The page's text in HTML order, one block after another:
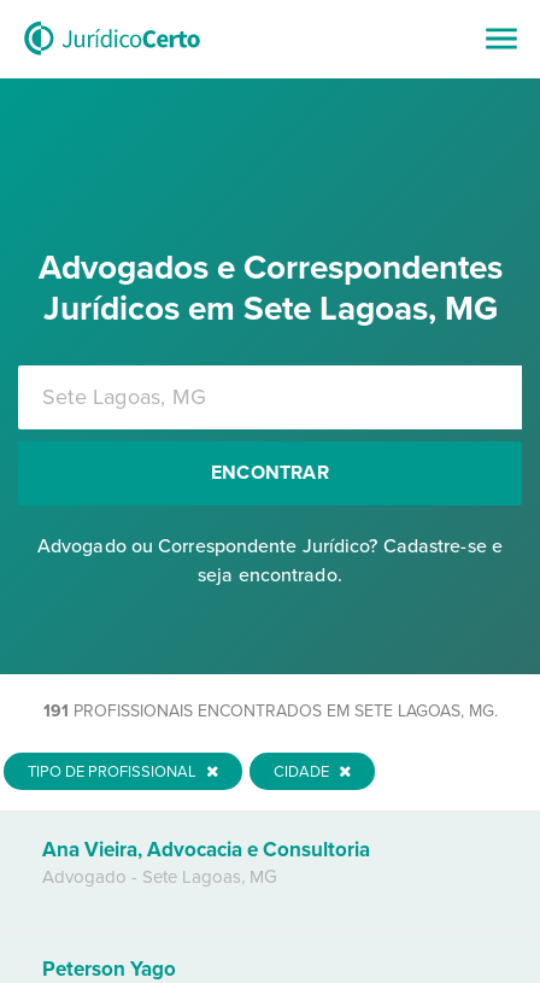
Advogados e Correspondentes
Jurídicos em Sete Lagoas, MG
ENCONTRAR
Advogado ou Correspondente Jurídico? Cadastre-se e
seja encontrado.
191 PROFISSIONAIS ENCONTRADOS EM SETE LAGOAS, MG.
TIPO DE PROFISSIONAL CIDADE
Ana Vieira, Advocacia e Consultoria
Advogado - Sete Lagoas, MG
Peterson Yago